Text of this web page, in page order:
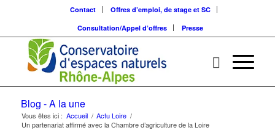
Contact
Offres d’emploi, de stage et SC
Consultation/Appel d’offres
Presse
Blog - A la une
Vous êtes ici : Accueil / Actu Loire /
Un partenariat affirmé avec la Chambre d’agriculture de la Loire